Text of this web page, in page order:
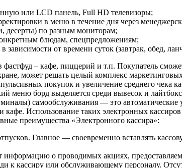
или LCD панель, Full HD телевизоры;
в меню в течение дня через
десерты) по разным мониторам;
блюдам, спецпредложениям;
от времени суток (завтрак, обед,
– кафе, пиццерий и т.п. Покупатель
может решать целый комплекс
покупок и увеличение среднего чека
меню борд выделяется среди вывесок и
самообслуживания — это автоматические
кафе. Использование таких электронных
преимущества «Электронного кассира»:
Главное — своевременно вставлять
о проводимых акциях,
к кассиру или обслуживающему персоналу.